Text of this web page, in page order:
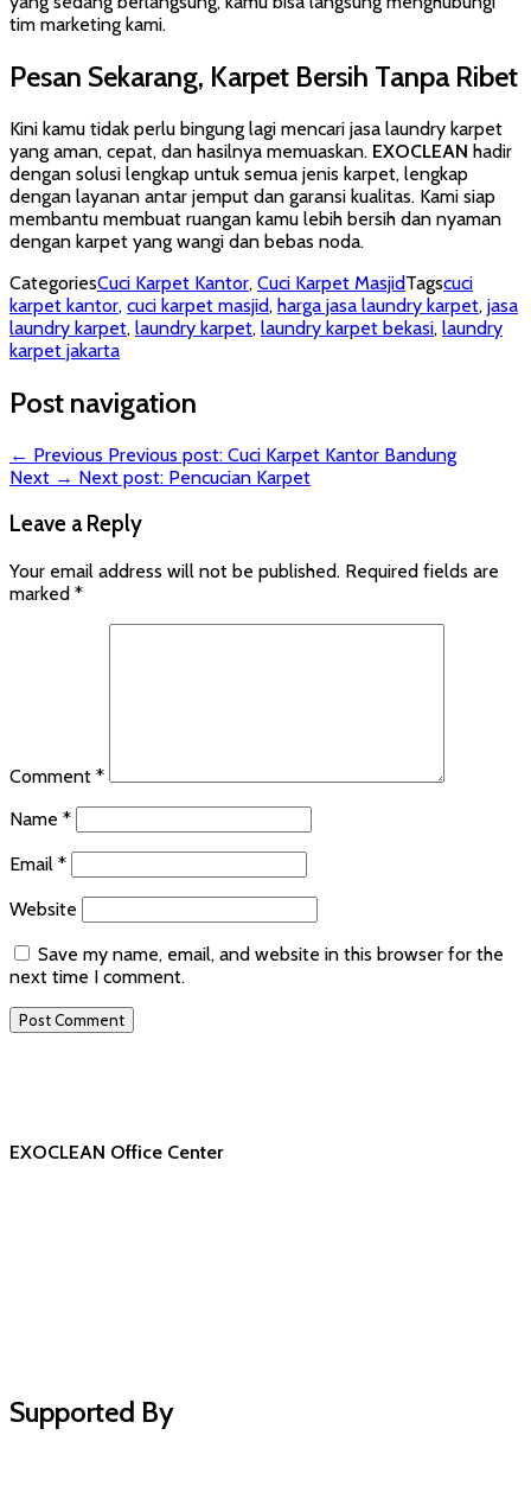
tim marketing kami.
Pesan Sekarang, Karpet Bersih Tanpa Ribet
Kini kamu tidak perlu bingung lagi mencari jasa laundry karpet
yang aman, cepat, dan hasilnya memuaskan. EXOCLEAN hadir
dengan solusi lengkap untuk semua jenis karpet, lengkap
dengan layanan antar jemput dan garansi kualitas. Kami siap
membantu membuat ruangan kamu lebih bersih dan nyaman
dengan karpet yang wangi dan bebas noda.
CategoriesCuci Karpet Kantor, Cuci Karpet MasjidTagscuci
karpet kantor, cuci karpet masjid, harga jasa laundry karpet, jasa
laundry karpet, laundry karpet, laundry karpet bekasi, laundry
karpet jakarta
Post navigation
← Previous Previous post: Cuci Karpet Kantor Bandung
Next → Next post: Pencucian Karpet
Leave a Reply
Your email address will not be published. Required fields are
marked *
Comment *
Name *
Email *
Website
Save my name, email, and website in this browser for the
next time I comment.
EXOCLEAN Office Center
Supported By